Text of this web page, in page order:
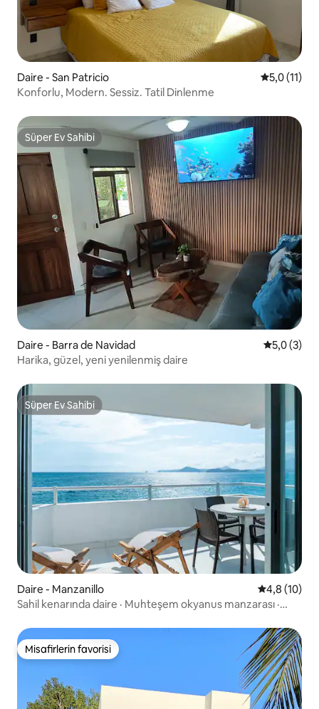
Daire - San Patricio 55,0 (11)
Konforlu, Modern. Sessiz. Tatil Dinlenme
Süper Ev Sahibi
Süper Ev Sahibi
Daire - Barra de Navidad 55,0 (3)
Harika, güzel, yeni yenilenmiş daire
Süper Ev Sahibi
Süper Ev Sahibi
Daire - Manzanillo 5 üzerinden
4,8 (10)
Sahil kenarında daire · Muhteşem okyanus manzarası ·
Misafirlerin favorisi
Misafirlerin favorisi